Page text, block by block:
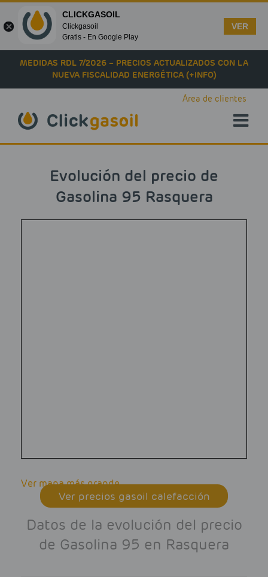
Skip to main content
MEDIDAS RDL 7/2026 – PRECIOS ACTUALIZADOS CON LA
NUEVA FISCALIDAD ENERGÉTICA (+INFO)
Área de clientes
Evolución del precio de
Gasolina 95 Rasquera
Ver mapa más grande
Ver precios gasoil calefacción
Datos de la evolución del precio
de Gasolina 95 en Rasquera
CLICKGASOIL
Clickgasoil
Gratis - En Google Play
VER